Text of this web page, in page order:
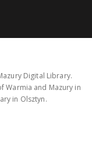
Digital Library.
Warmia and Mazury in
in Olsztyn.